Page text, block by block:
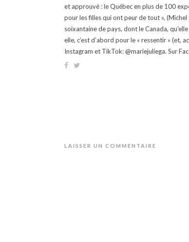
et approuvé : le Québec en plus de 100
pour les filles qui ont peur de tout »,
soixantaine de pays, dont le Canada,
elle, c’est d’abord pour le « ressentir » (et,
Instagram et TikTok: @mariejuliega. Sur
LAISSER UN COMMENTAIRE